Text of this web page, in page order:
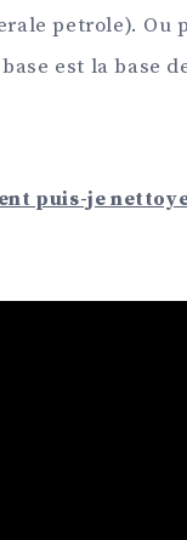
petrole).
est la base
puis-je